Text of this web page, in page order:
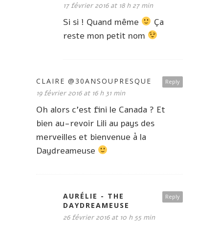
17 février 2016 at 18 h 27 min
Si si ! Quand même
Ça
reste mon petit nom
Reply
CLAIRE @30ANSOUPRESQUE
19 février 2016 at 16 h 31 min
Oh alors c’est fini le Canada ? Et
bien au-revoir Lili au pays des
merveilles et bienvenue à la
Daydreameuse
Reply
AURÉLIE - THE
DAYDREAMEUSE
26 février 2016 at 10 h 55 min